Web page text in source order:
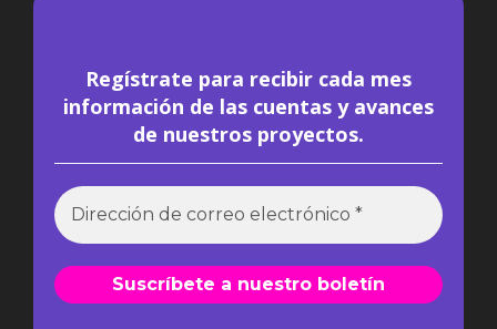
Regístrate para recibir cada mes
información de las cuentas y avances
de nuestros proyectos.